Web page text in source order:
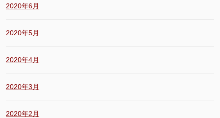
2020年6月
2020年5月
2020年4月
2020年3月
2020年2月